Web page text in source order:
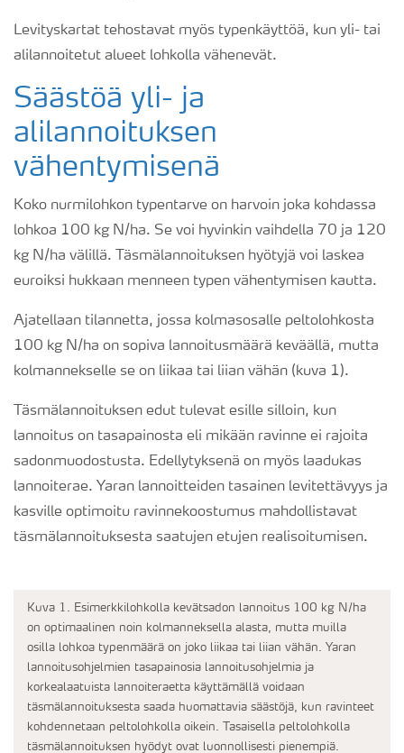
Levityskartat tehostavat myös typenkäyttöä, kun yli- tai
alilannoitetut alueet lohkolla vähenevät.
Säästöä yli- ja
alilannoituksen
vähentymisenä
Koko nurmilohkon typentarve on harvoin joka kohdassa
lohkoa 100 kg N/ha. Se voi hyvinkin vaihdella 70 ja 120
kg N/ha välillä. Täsmälannoituksen hyötyjä voi laskea
euroiksi hukkaan menneen typen vähentymisen kautta.
Ajatellaan tilannetta, jossa kolmasosalle peltolohkosta
100 kg N/ha on sopiva lannoitusmäärä keväällä, mutta
kolmannekselle se on liikaa tai liian vähän (kuva 1).
Täsmälannoituksen edut tulevat esille silloin, kun
lannoitus on tasapainosta eli mikään ravinne ei rajoita
sadonmuodostusta. Edellytyksenä on myös laadukas
lannoiterae. Yaran lannoitteiden tasainen levitettävyys ja
kasville optimoitu ravinnekoostumus mahdollistavat
täsmälannoituksesta saatujen etujen realisoitumisen.
Kuva 1. Esimerkkilohkolla kevätsadon lannoitus 100 kg N/ha
on optimaalinen noin kolmanneksella alasta, mutta muilla
osilla lohkoa typenmäärä on joko liikaa tai liian vähän. Yaran
lannoitusohjelmien tasapainosia lannoitusohjelmia ja
korkealaatuista lannoiteraetta käyttämällä voidaan
täsmälannoituksesta saada huomattavia säästöjä, kun ravinteet
kohdennetaan peltolohkolla oikein. Tasaisella peltolohkolla
täsmälannoituksen hyödyt ovat luonnollisesti pienempiä.